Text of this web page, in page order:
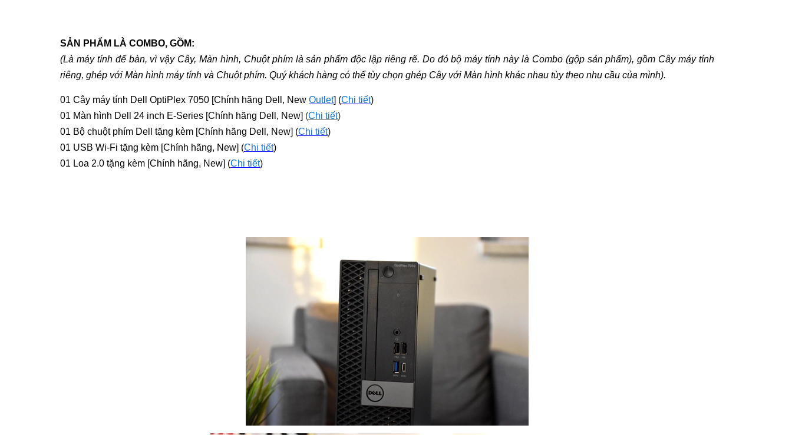
SẢN PHẨM LÀ COMBO, GỒM:
(Là máy tính để bàn, vì vậy Cây, Màn hình, Chuột phím là sản phẩm độc lập riêng rẽ. Do đó bộ máy tính này là Combo (gộp sản phẩm), gồm Cây máy tính
riêng, ghép với Màn hình máy tính và Chuột phím. Quý khách hàng có thể tùy chọn ghép Cây với Màn hình khác nhau tùy theo nhu cầu của mình).
01 Cây máy tính Dell OptiPlex 7050 [Chính hãng Dell, New Outlet] (Chi tiết)
01 Màn hình Dell 24 inch E-Series [Chính hãng Dell, New] (Chi tiết)
01 Bộ chuột phím Dell tặng kèm [Chính hãng Dell, New] (Chi tiết)
01 USB Wi-Fi tặng kèm [Chính hãng, New] (Chi tiết)
01 Loa 2.0 tặng kèm [Chính hãng, New] (Chi tiết)